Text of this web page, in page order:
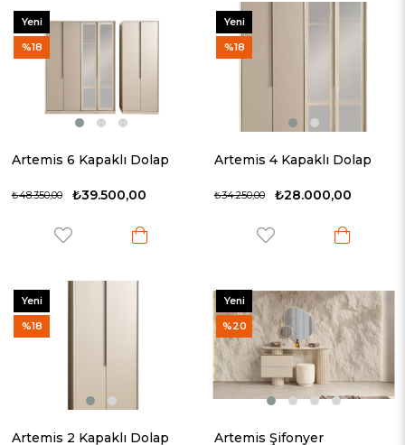
Artemis 6 Kapaklı Dolap
₺39.500,00
₺48.350,00
Yeni
Ürün
%18
Artemis 4 Kapaklı Dolap
₺28.000,00
₺34.250,00
Yeni
Ürün
%18
Artemis 2 Kapaklı Dolap
Yeni
Ürün
%18
Artemis Şifonyer
Yeni
Ürün
%20